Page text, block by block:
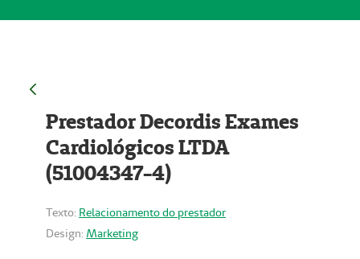
Prestador Decordis Exames
Cardiológicos LTDA
(51004347-4)
Texto: Relacionamento do prestador
Design: Marketing